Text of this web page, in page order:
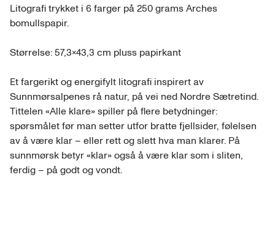
Litografi trykket i 6 farger på 250 grams Arches
bomullspapir.
Størrelse: 57,3×43,3 cm pluss papirkant
Et fargerikt og energifylt litografi inspirert av
Sunnmørsalpenes rå natur, på vei ned Nordre Sætretind.
Tittelen «Alle klare» spiller på flere betydninger:
spørsmålet før man setter utfor bratte fjellsider, følelsen
av å være klar – eller rett og slett hva man klarer. På
sunnmørsk betyr «klar» også å være klar som i sliten,
ferdig – på godt og vondt.